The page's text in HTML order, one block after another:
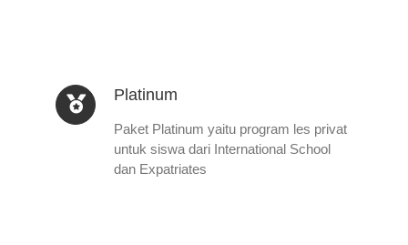
Platinum
Paket Platinum yaitu program les privat
untuk siswa dari International School
dan Expatriates